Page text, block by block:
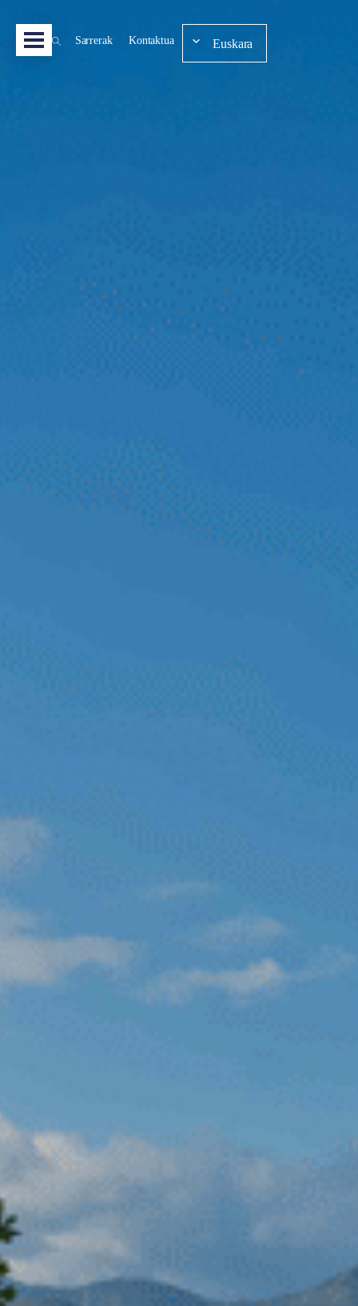
Sarrerak Kontaktua Euskara